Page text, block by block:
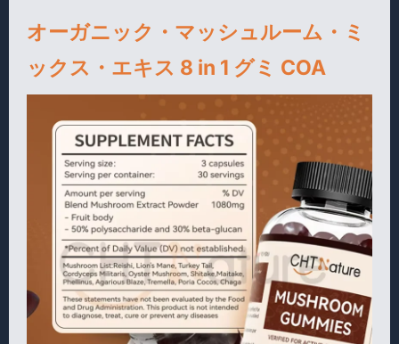
オーガニック・マッシュルーム・ミ
ックス・エキス 8 in 1 グミ COA